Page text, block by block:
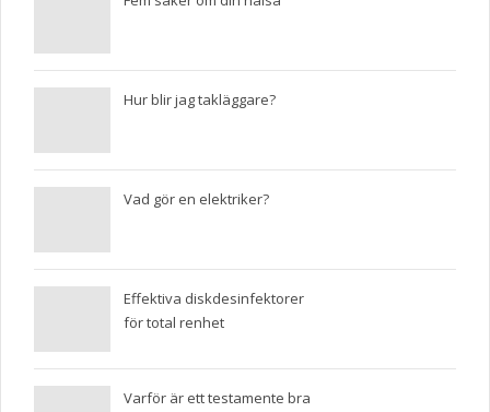
Hur blir jag takläggare?
Vad gör en elektriker?
Effektiva diskdesinfektorer
för total renhet
Varför är ett testamente bra